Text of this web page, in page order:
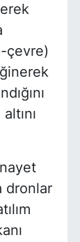
çevre)
dronlar